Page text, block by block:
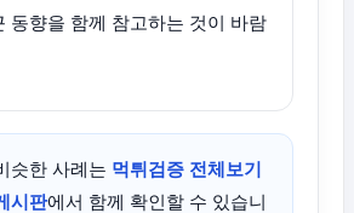
동향을 함께 참고하는 것이 바람
슷한 사례는 먹튀검증 전체보기
시판에서 함께 확인할 수 있습니